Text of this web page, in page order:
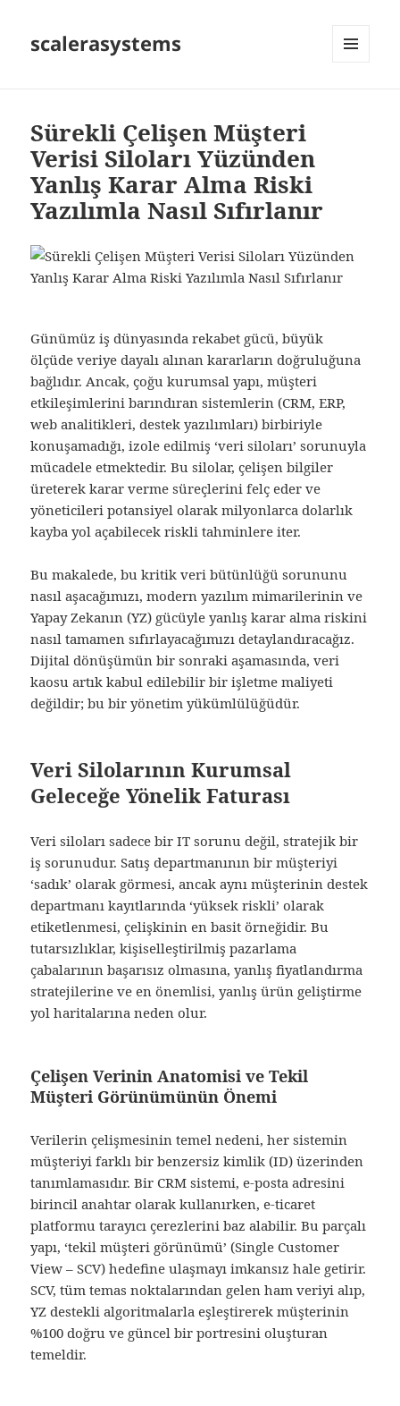
scalerasystems
Sürekli Çelişen Müşteri
Verisi Siloları Yüzünden
Yanlış Karar Alma Riski
Yazılımla Nasıl Sıfırlanır
Günümüz iş dünyasında rekabet gücü, büyük
ölçüde veriye dayalı alınan kararların doğruluğuna
bağlıdır. Ancak, çoğu kurumsal yapı, müşteri
etkileşimlerini barındıran sistemlerin (CRM, ERP,
web analitikleri, destek yazılımları) birbiriyle
konuşamadığı, izole edilmiş ‘veri siloları’ sorunuyla
mücadele etmektedir. Bu silolar, çelişen bilgiler
üreterek karar verme süreçlerini felç eder ve
yöneticileri potansiyel olarak milyonlarca dolarlık
kayba yol açabilecek riskli tahminlere iter.
Bu makalede, bu kritik veri bütünlüğü sorununu
nasıl aşacağımızı, modern yazılım mimarilerinin ve
Yapay Zekanın (YZ) gücüyle yanlış karar alma riskini
nasıl tamamen sıfırlayacağımızı detaylandıracağız.
Dijital dönüşümün bir sonraki aşamasında, veri
kaosu artık kabul edilebilir bir işletme maliyeti
değildir; bu bir yönetim yükümlülüğüdür.
Veri Silolarının Kurumsal
Geleceğe Yönelik Faturası
Veri siloları sadece bir IT sorunu değil, stratejik bir
iş sorunudur. Satış departmanının bir müşteriyi
‘sadık’ olarak görmesi, ancak aynı müşterinin destek
departmanı kayıtlarında ‘yüksek riskli’ olarak
etiketlenmesi, çelişkinin en basit örneğidir. Bu
tutarsızlıklar, kişiselleştirilmiş pazarlama
çabalarının başarısız olmasına, yanlış fiyatlandırma
stratejilerine ve en önemlisi, yanlış ürün geliştirme
yol haritalarına neden olur.
Çelişen Verinin Anatomisi ve Tekil
Müşteri Görünümünün Önemi
Verilerin çelişmesinin temel nedeni, her sistemin
müşteriyi farklı bir benzersiz kimlik (ID) üzerinden
tanımlamasıdır. Bir CRM sistemi, e-posta adresini
birincil anahtar olarak kullanırken, e-ticaret
platformu tarayıcı çerezlerini baz alabilir. Bu parçalı
yapı, ‘tekil müşteri görünümü’ (Single Customer
View – SCV) hedefine ulaşmayı imkansız hale getirir.
SCV, tüm temas noktalarından gelen ham veriyi alıp,
YZ destekli algoritmalarla eşleştirerek müşterinin
%100 doğru ve güncel bir portresini oluşturan
temeldir.